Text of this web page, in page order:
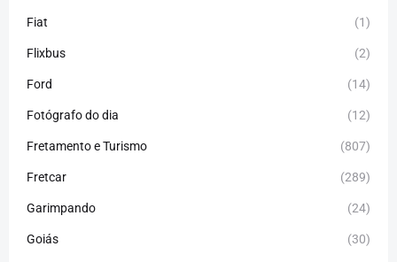
Fiat (1)
Flixbus (2)
Ford (14)
Fotógrafo do dia (12)
Fretamento e Turismo (807)
Fretcar (289)
Garimpando (24)
Goiás (30)